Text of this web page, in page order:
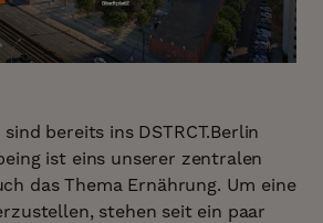
bereits ins DSTRCT.Berlin
ist eins unserer zentralen
das Thema Ernährung. Um eine
stehen seit ein paar